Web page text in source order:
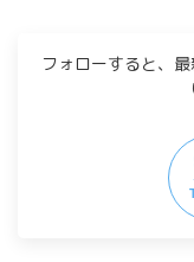
フォローすると、